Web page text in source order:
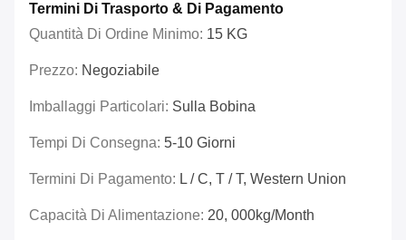
Termini Di Trasporto & Di Pagamento
Quantità Di Ordine Minimo: 15 KG
Prezzo: Negoziabile
Imballaggi Particolari: Sulla Bobina
Tempi Di Consegna: 5-10 Giorni
Termini Di Pagamento: L / C, T / T, Western Union
Capacità Di Alimentazione: 20, 000kg/month